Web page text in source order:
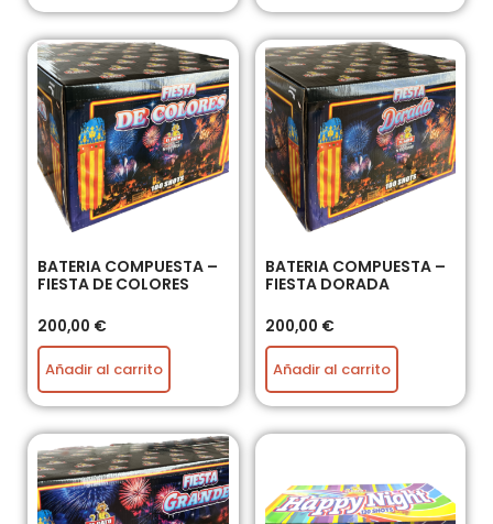
BATERIA COMPUESTA –
FIESTA DE COLORES
200,00 €
Añadir al carrito
BATERIA COMPUESTA –
FIESTA DORADA
200,00 €
Añadir al carrito